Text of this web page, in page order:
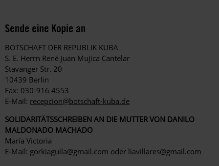
Sende eine Kopie an
BOTSCHAFT DER REPUBLIK KUBA
S. E. Herrn René Juan Mujica Cantelar
Stavanger Str. 20
10439 Berlin
Fax: 030-916 4553
E-Mail: recepcion@botschaft-kuba.de
SOLIDARITÄTSSCHREIBEN AN DIE MUTTER VON DANILO
MALDONADO MACHADO
María Victoria
E-Mail: gorkiaguila@gmail.com oder liavillares@gmail.com